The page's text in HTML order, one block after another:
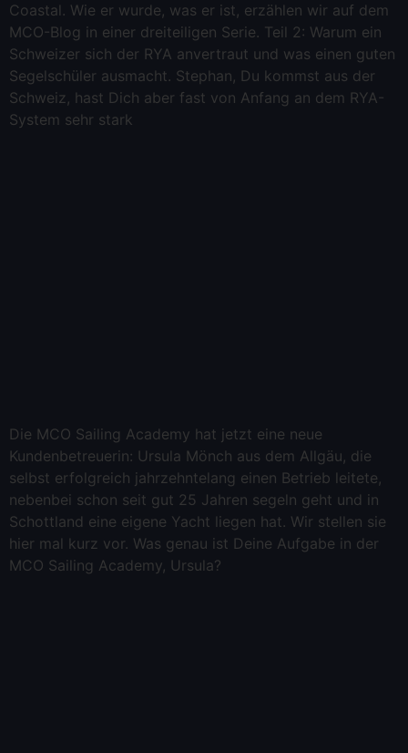
Coastal. Wie er wurde, was er ist, erzählen wir auf dem
MCO-Blog in einer dreiteiligen Serie. Teil 2: Warum ein
Schweizer sich der RYA anvertraut und was einen guten
Segelschüler ausmacht. Stephan, Du kommst aus der
Schweiz, hast Dich aber fast von Anfang an dem RYA-
System sehr stark
Die MCO Sailing Academy hat jetzt eine neue
Kundenbetreuerin: Ursula Mönch aus dem Allgäu, die
selbst erfolgreich jahrzehntelang einen Betrieb leitete,
nebenbei schon seit gut 25 Jahren segeln geht und in
Schottland eine eigene Yacht liegen hat. Wir stellen sie
hier mal kurz vor. Was genau ist Deine Aufgabe in der
MCO Sailing Academy, Ursula?